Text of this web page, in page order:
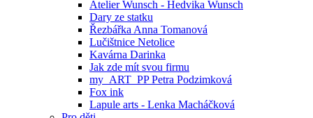
Atelier Wunsch - Hedvika Wunsch
Dary ze statku
Řezbářka Anna Tomanová
Lučištnice Netolice
Kavárna Darinka
Jak zde mít svou firmu
my_ART_PP Petra Podzimková
Fox ink
Lapule arts - Lenka Macháčková